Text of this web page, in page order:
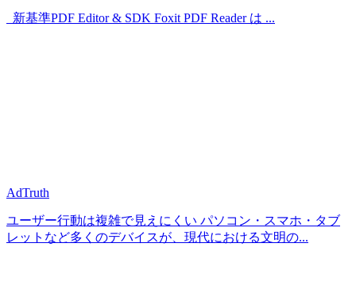
新基準PDF Editor & SDK Foxit PDF Reader は ...
AdTruth
ユーザー行動は複雑で見えにくい パソコン・スマホ・タブ
レットなど多くのデバイスが、現代における文明の...